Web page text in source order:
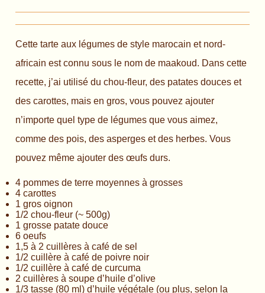
Cette tarte aux légumes de style marocain et nord-
africain est connu sous le nom de maakoud. Dans cette
recette, j’ai utilisé du chou-fleur, des patates douces et
des carottes, mais en gros, vous pouvez ajouter
n’importe quel type de légumes que vous aimez,
comme des pois, des asperges et des herbes. Vous
pouvez même ajouter des œufs durs.
4 pommes de terre moyennes à grosses
4 carottes
1 gros oignon
1/2 chou-fleur (~ 500g)
1 grosse patate douce
6 oeufs
1,5 à 2 cuillères à café de sel
1/2 cuillère à café de poivre noir
1/2 cuillère à café de curcuma
2 cuillères à soupe d’huile d’olive
1/3 tasse (80 ml) d’huile végétale (ou plus, selon la